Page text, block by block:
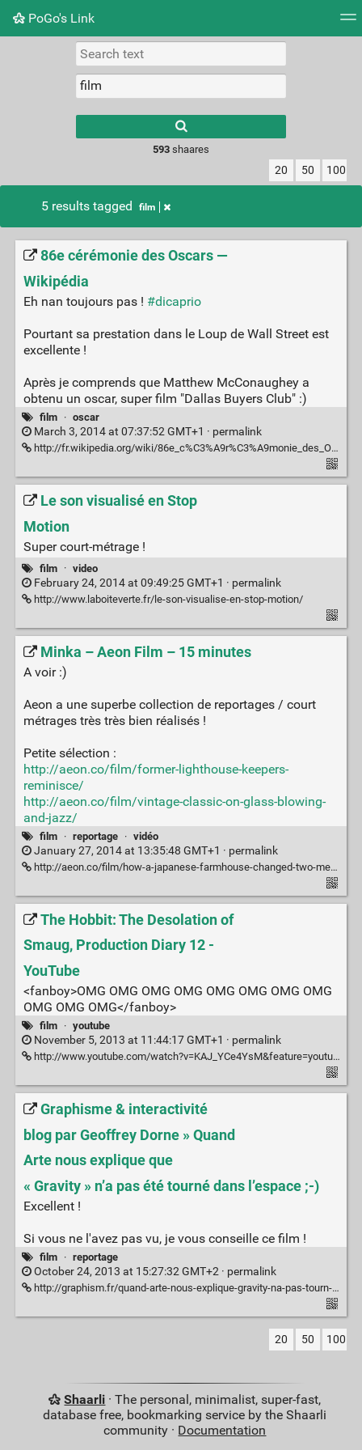
PoGo's Link
Picture wall
results.
593shaares
20 50 100
5 results tagged film
86e cérémonie des Oscars —
Wikipédia
Eh nan toujours pas ! #dicaprio
Pourtant sa prestation dans le Loup de Wall Street est
excellente !
Après je comprends que Matthew McConaughey a
obtenu un oscar, super film "Dallas Buyers Club" :)
film · oscar
March 3, 2014 at 07:37:52 GMT+1 · permalink
http://fr.wikipedia.org/wiki/86e_c%C3%A9r%C3%A9monie_des_Oscars
Le son visualisé en Stop
Motion
Super court-métrage !
film · video
February 24, 2014 at 09:49:25 GMT+1 · permalink
http://www.laboiteverte.fr/le-son-visualise-en-stop-motion/
Minka – Aeon Film – 15 minutes
A voir :)
Aeon a une superbe collection de reportages / court
métrages très très bien réalisés !
Petite sélection :
http://aeon.co/film/former-lighthouse-keepers-
reminisce/
http://aeon.co/film/vintage-classic-on-glass-blowing-
and-jazz/
film · reportage · vidéo
January 27, 2014 at 13:35:48 GMT+1 · permalink
http://aeon.co/film/how-a-japanese-farmhouse-changed-two-mens-lives/
The Hobbit: The Desolation of
Smaug, Production Diary 12 -
YouTube
<fanboy>OMG OMG OMG OMG OMG OMG OMG OMG
OMG OMG OMG</fanboy>
film · youtube
November 5, 2013 at 11:44:17 GMT+1 · permalink
http://www.youtube.com/watch?v=KAJ_YCe4YsM&feature=youtube_gdata
Graphisme & interactivité
blog par Geoffrey Dorne » Quand
Arte nous explique que
« Gravity » n’a pas été tourné dans l’espace ;-)
Excellent !
Si vous ne l'avez pas vu, je vous conseille ce film !
film · reportage
October 24, 2013 at 15:27:32 GMT+2 · permalink
http://graphism.fr/quand-arte-nous-explique-gravity-na-pas-tourn-dans-lespace/
20 50 100
Shaarli · The personal, minimalist, super-fast,
database free, bookmarking service by the Shaarli
community · Documentation